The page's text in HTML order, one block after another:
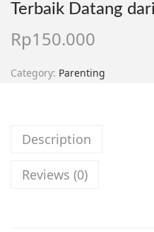
Terbaik Datang
Rp150.000
Category: Parenting
Description
Reviews (0)